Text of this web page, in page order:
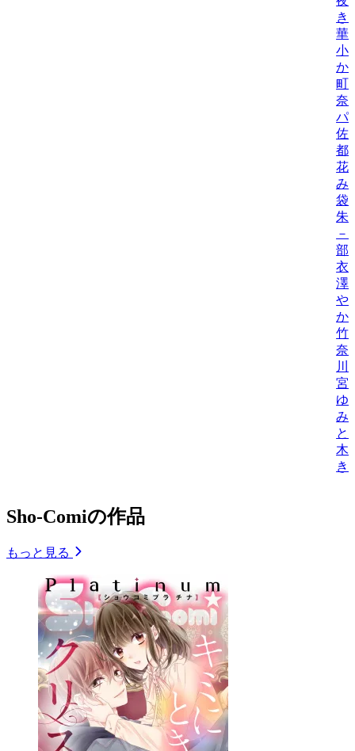
き
華
小
か
町
奈/
パ
佐
都
花
み
袋
朱
－
部/
衣
澤
や
か
竹
奈
川
宮
ゆ
み
と
木
き
Sho-Comiの作品
もっと見る